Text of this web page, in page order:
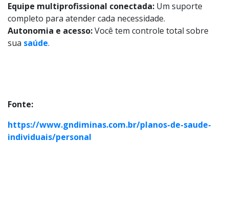
Equipe multiprofissional conectada: Um suporte
completo para atender cada necessidade.
Autonomia e acesso:Você tem controle total sobre
sua saúde.
Fonte:
https://www.gndiminas.com.br/planos-de-saude-
individuais/personal